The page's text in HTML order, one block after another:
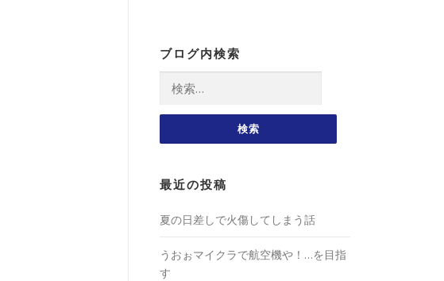
ブログ内検索
最近の投稿
夏の日差しで火傷してしまう話
うおぉマイクラで航空機や！…を目指
す